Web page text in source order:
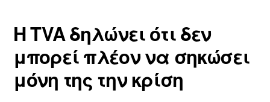
Η TVA δηλώνει ότι δεν
μπορεί πλέον να σηκώσει
μόνη της την κρίση